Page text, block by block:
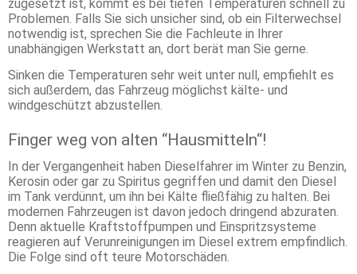
zugesetzt ist, kommt es bei tiefen Temperaturen schnell zu
Problemen. Falls Sie sich unsicher sind, ob ein Filterwechsel
notwendig ist, sprechen Sie die Fachleute in Ihrer
unabhängigen Werkstatt an, dort berät man Sie gerne.
Sinken die Temperaturen sehr weit unter null, empfiehlt es
sich außerdem, das Fahrzeug möglichst kälte- und
windgeschützt abzustellen.
Finger weg von alten “Hausmitteln“!
In der Vergangenheit haben Dieselfahrer im Winter zu Benzin,
Kerosin oder gar zu Spiritus gegriffen und damit den Diesel
im Tank verdünnt, um ihn bei Kälte fließfähig zu halten. Bei
modernen Fahrzeugen ist davon jedoch dringend abzuraten.
Denn aktuelle Kraftstoffpumpen und Einspritzsysteme
reagieren auf Verunreinigungen im Diesel extrem empfindlich.
Die Folge sind oft teure Motorschäden.